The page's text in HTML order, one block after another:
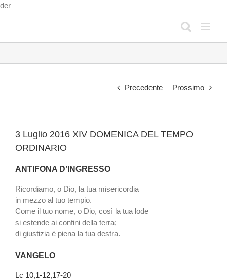
derSalta
Precedente Prossimo
3 Luglio 2016 XIV DOMENICA DEL TEMPO
ORDINARIO
ANTIFONA D’INGRESSO
Ricordiamo, o Dio, la tua misericordia
in mezzo al tuo tempio.
Come il tuo nome, o Dio, così la tua lode
si estende ai confini della terra;
di giustizia è piena la tua destra.
VANGELO
Lc 10,1-12,17-20